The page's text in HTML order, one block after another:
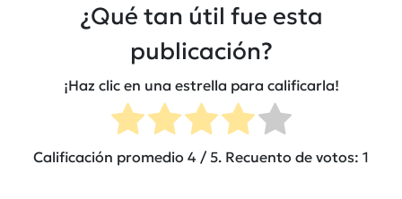
¿Qué tan útil fue esta
publicación?
¡Haz clic en una estrella para calificarla!
Calificación promedio 4 / 5. Recuento de votos: 1